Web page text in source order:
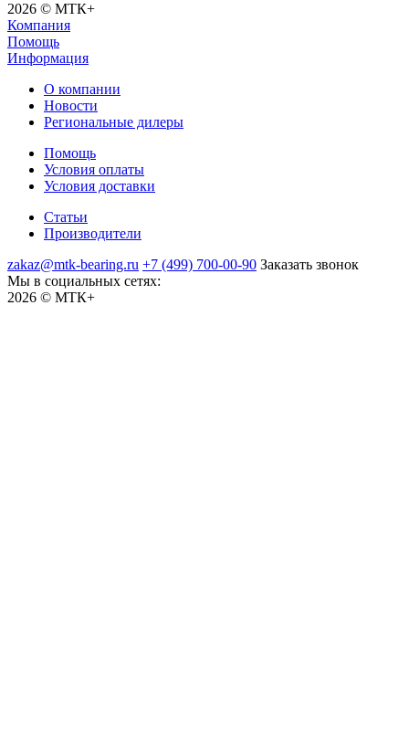
2026 © МТК+
Компания
Помощь
Информация
О компании
Новости
Региональные дилеры
Помощь
Условия оплаты
Условия доставки
Статьи
Производители
zakaz@mtk-bearing.ru +7 (499) 700-00-90 Заказать звонок
Мы в социальных сетях:
2026 © МТК+